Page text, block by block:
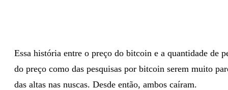
Essa história entre o preço do bitcoin e a quantidade de
do preço como das pesquisas por bitcoin serem muito
das altas nas nuscas. Desde então, ambos caíram.